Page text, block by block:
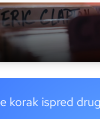
korak ispred